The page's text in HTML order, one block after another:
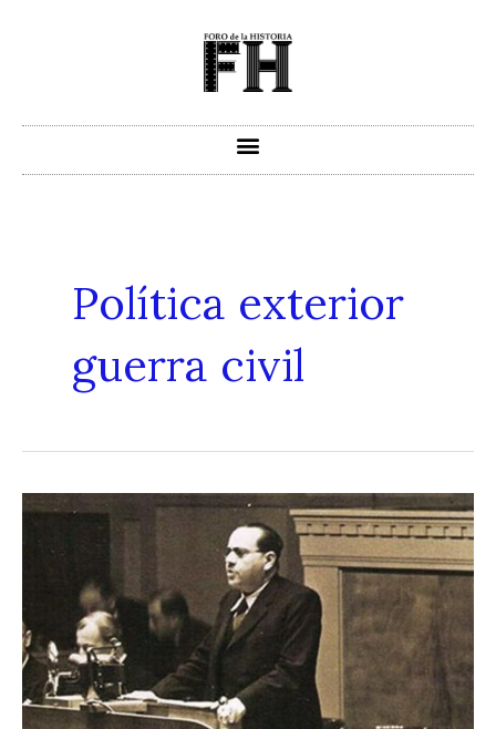
Política exterior
guerra civil
Política
durante
la
guerra
civil
española.